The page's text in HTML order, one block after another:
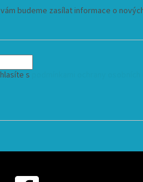
budeme zasílat informace o
s